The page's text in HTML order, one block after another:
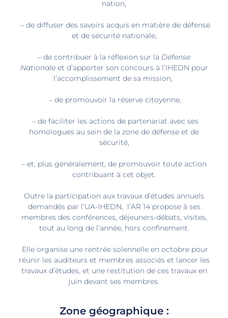
nation,
– de diffuser des savoirs acquis en matière de défense
et de sécurité nationale,
– de contribuer à la réflexion sur la Défense
Nationale et d’apporter son concours à l’IHEDN pour
l’accomplissement de sa mission,
– de promouvoir la réserve citoyenne,
– de faciliter les actions de partenariat avec ses
homologues au sein de la zone de défense et de
sécurité,
– et, plus généralement, de promouvoir toute action
contribuant à cet objet.
Outre la participation aux travaux d’études annuels
demandés par l’UA-IHEDN, l’AR 14 propose à ses
membres des conférences, déjeuners-débats, visites,
tout au long de l’année, hors confinement.
Elle organise une rentrée solennelle en octobre pour
réunir les auditeurs et membres associés et lancer les
travaux d’études, et une restitution de ces travaux en
juin devant ses membres.
Zone géographique :